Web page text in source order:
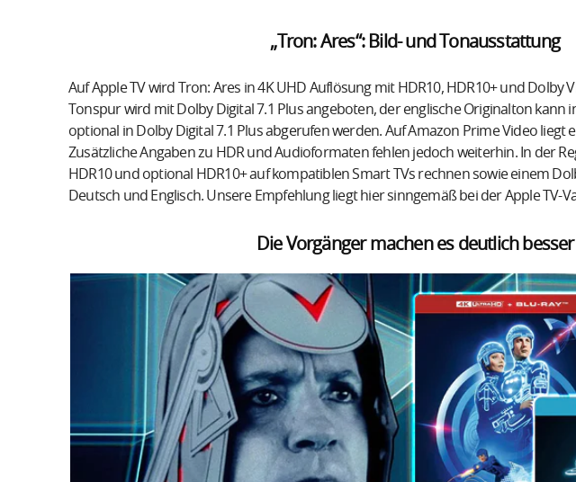
„Tron: Ares“: Bild- und Tonausstattung
Auf Apple TV wird Tron: Ares in 4K UHD Auflösung mit HDR10, HDR10+ und Dolby
Tonspur wird mit Dolby Digital 7.1 Plus angeboten, der englische Originalton kann
optional in Dolby Digital 7.1 Plus abgerufen werden. Auf Amazon Prime Video liegt
Zusätzliche Angaben zu HDR und Audioformaten fehlen jedoch weiterhin. In der
HDR10 und optional HDR10+ auf kompatiblen Smart TVs rechnen sowie einem
Deutsch und Englisch. Unsere Empfehlung liegt hier sinngemäß bei der Apple TV-
Die Vorgänger machen es deutlich besser